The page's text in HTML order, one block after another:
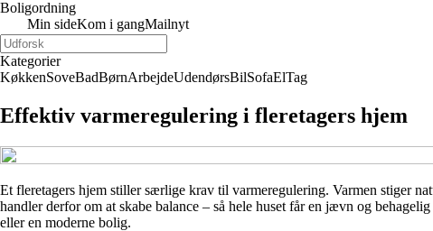
Boligordning
Min sideKom i gangMailnyt
Kategorier
KøkkenSoveBadBørnArbejdeUdendørsBilSofaElTag
Effektiv varmeregulering i fleretagers hjem
Et fleretagers hjem stiller særlige krav til varmeregulering. Varmen stiger
handler derfor om at skabe balance – så hele huset får en jævn og
eller en moderne bolig.